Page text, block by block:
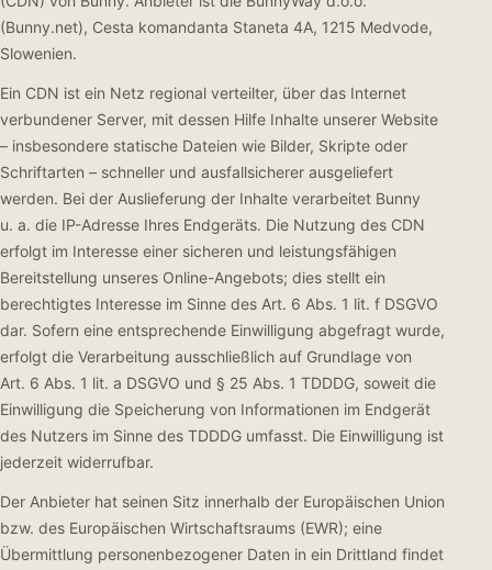
(Bunny.net), Cesta komandanta Staneta 4A, 1215 Medvode,
Slowenien.
Ein CDN ist ein Netz regional verteilter, über das Internet
verbundener Server, mit dessen Hilfe Inhalte unserer Website
– insbesondere statische Dateien wie Bilder, Skripte oder
Schriftarten – schneller und ausfallsicherer ausgeliefert
werden. Bei der Auslieferung der Inhalte verarbeitet Bunny
u. a. die IP-Adresse Ihres Endgeräts. Die Nutzung des CDN
erfolgt im Interesse einer sicheren und leistungsfähigen
Bereitstellung unseres Online-Angebots; dies stellt ein
berechtigtes Interesse im Sinne des Art. 6 Abs. 1 lit. f DSGVO
dar. Sofern eine entsprechende Einwilligung abgefragt wurde,
erfolgt die Verarbeitung ausschließlich auf Grundlage von
Art. 6 Abs. 1 lit. a DSGVO und § 25 Abs. 1 TDDDG, soweit die
Einwilligung die Speicherung von Informationen im Endgerät
des Nutzers im Sinne des TDDDG umfasst. Die Einwilligung ist
jederzeit widerrufbar.
Der Anbieter hat seinen Sitz innerhalb der Europäischen Union
bzw. des Europäischen Wirtschaftsraums (EWR); eine
Übermittlung personenbezogener Daten in ein Drittland findet